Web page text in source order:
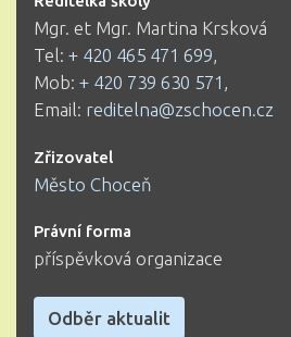
Mgr. et Mgr. Martina Krsková
Tel: + 420 465 471 699,
Mob: + 420 739 630 571 ,
Email: reditelna@zschocen.cz
Zřizovatel
Město Choceň
Právní forma
příspěvková organizace
Odběr aktualit